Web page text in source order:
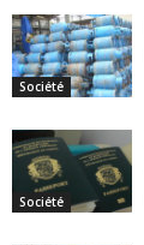
Société
Société